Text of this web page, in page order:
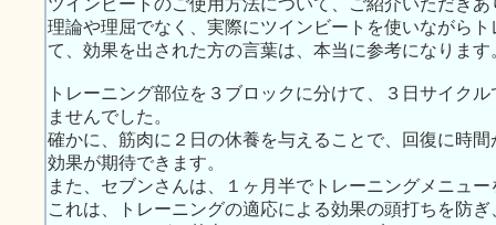
ツインビートのご使用方法について、ご紹介いただき
理論や理屈でなく、実際にツインビートを使いながら
て、効果を出された方の言葉は、本当に参考になります
トレーニング部位を３ブロックに分けて、３日サイク
ませんでした。
確かに、筋肉に２日の休養を与えることで、回復に時
効果が期待できます。
また、セブンさんは、１ヶ月半でトレーニングメニュ
これは、トレーニングの適応による効果の頭打ちを防